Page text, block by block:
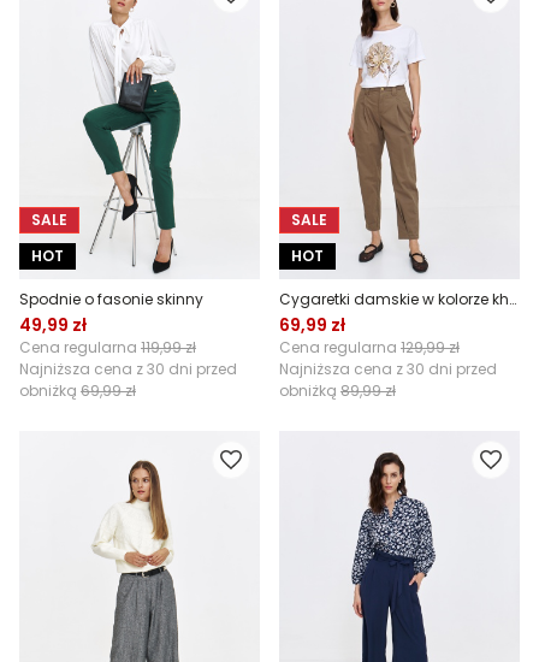
SALE
HOT
Spodnie o fasonie skinny
49,99 zł
Cena regularna 119,99 zł
Najniższa cena z 30 dni przed
obniżką 69,99 zł
SALE
HOT
Cygaretki damskie w kolorze khaki
69,99 zł
Cena regularna 129,99 zł
Najniższa cena z 30 dni przed
obniżką 89,99 zł